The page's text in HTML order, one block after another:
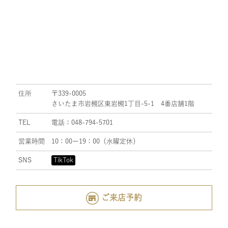
住所
〒339-0005
さいたま市岩槻区東岩槻1丁目-5-1 4番店舗1階
TEL 電話：048-794-5701
営業時間 10：00ー19：00（水曜定休）
SNS TikTok
ご来店予約